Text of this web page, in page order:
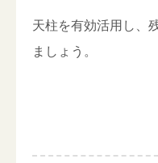
天柱を有効活用し、
ましょう。